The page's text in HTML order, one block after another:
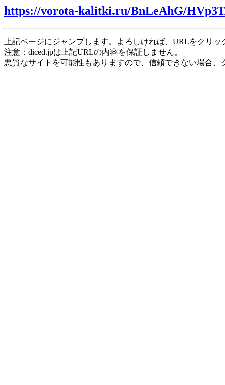
https://vorota-kalitki.ru/BnLeAhG/
上記ページにジャンプします。よろしければ、URLをクリ
注意：diced.jpは上記URLの内容を保証しません。
悪質なサイトを可能性もありますので、信頼できない場合、